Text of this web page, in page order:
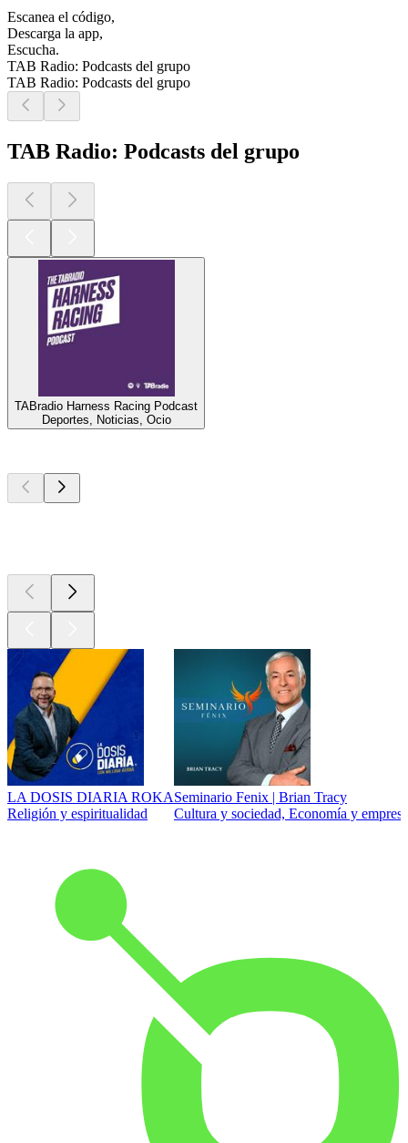
Escanea el código,
Descarga la app,
Escucha.
TAB Radio: Podcasts del grupo
TAB Radio: Podcasts del grupo
TAB Radio: Podcasts del grupo
TABradio Harness Racing Podcast
Deportes, Noticias, Ocio
LA DOSIS DIARIA ROKA
Religión y espiritualidad
Seminario Fenix | Brian Tracy
Cultura y sociedad, Economía y